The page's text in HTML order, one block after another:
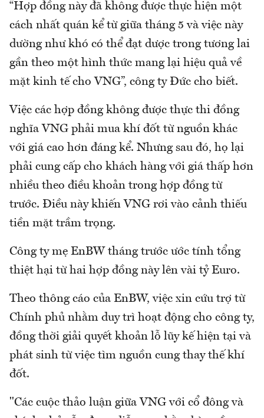
“Hợp đồng này đã không được thực hiện một
cách nhất quán kể từ giữa tháng 5 và việc này
dường như khó có thể đạt dược trong tương lai
gần theo một hình thức mang lại hiệu quả về
mặt kinh tế cho VNG”, công ty Đức cho biết.
Việc các hợp đồng không được thực thi đồng
nghĩa VNG phải mua khí đốt từ nguồn khác
với giá cao hơn đáng kể. Nhưng sau đó, họ lại
phải cung cấp cho khách hàng với giá thấp hơn
nhiều theo điều khoản trong hợp đồng từ
trước. Điều này khiến VNG rơi vào cảnh thiếu
tiền mặt trầm trọng.
Công ty mẹ EnBW tháng trước ước tính tổng
thiệt hại từ hai hợp đồng này lên vài tỷ Euro.
Theo thông cáo của EnBW, việc xin cứu trợ từ
Chính phủ nhằm duy trì hoạt động cho công ty,
đồng thời giải quyết khoản lỗ lũy kế hiện tại và
phát sinh từ việc tìm nguồn cung thay thế khí
đốt.
"Các cuộc thảo luận giữa VNG với cổ đông và